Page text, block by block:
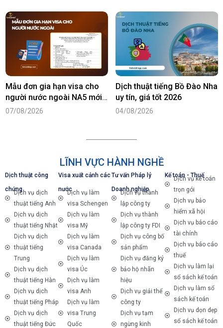
Mẫu đơn gia hạn visa cho
người nước ngoài NA5 mới
nhất năm 2026
07/08/2026
Dịch thuật tiếng Bồ Đào Nha
uy tín, giá tốt 2026
04/08/2026
LĨNH VỰC HÀNH NGHỀ
Dịch thuật công
chứngDịch vụ dịch
thuật tiếng Anh
Dịch vụ dịch
thuật tiếng Nhật
Dịch vụ dịch
thuật tiếng
Trung
Dịch vụ dịch
thuật tiếng Hàn
Dịch vụ dịch
thuật tiếng Pháp
Dịch vụ dịch
thuật tiếng Đức
Visa xuất cảnh các
nướcDịch vụ làm
visa Schengen
Dịch vụ làm
visa Mỹ
Dịch vụ làm
visa Canada
Dịch vụ làm
visa Úc
Dịch vụ làm
visa Anh
Dịch vụ làm
visa Trung
Quốc
Tư vấn Pháp lý
Doanh nghiệp
Dịch vụ thành
lập công ty
Dịch vụ thành
lập công ty FDI
Dịch vụ công bố
sản phẩm
Dịch vụ đăng ký
bảo hộ nhãn
hiệu
Dịch vụ giải thể
công ty
Dịch vụ tạm
ngừng kinh
Kế toán - Thuế
Dịch vụ kế toán
trọn gói
Dịch vụ bảo
hiểm xã hội
Dịch vụ báo cáo
tài chính
Dịch vụ báo cáo
thuế
Dịch vụ làm lại
sổ sách kế toán
Dịch vụ làm sổ
sách kế toán
Dịch vụ dọn dẹp
sổ sách kế toán